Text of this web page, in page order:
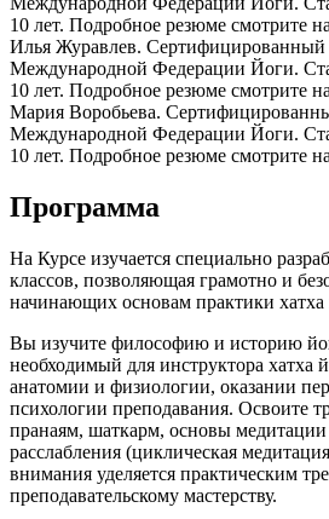
10 лет. Подробное резюме смотрите
Илья Журавлев. Сертифицированный
Международной Федерации Йоги.
10 лет. Подробное резюме смотрите
Мария Воробьева.
Международной Федерации Йоги.
10 лет. Подробное резюме смотрите
Программа
На Курсе изучается специально
классов, позволяющая грамотно и
начинающих основам практики хатха
Вы изучите философию и историю
необходимый для инструктора хатха
анатомии и физиологии, оказании
психологии преподавания. Освоите
пранаям, шаткарм, основы медитации
расслабления (циклическая
внимания уделяется практическим
преподавательскому мастерству.